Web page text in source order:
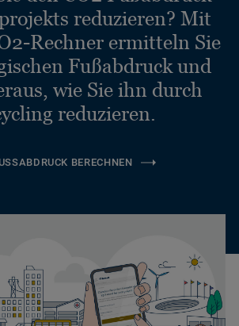
reduzieren? Mit
Rechner ermitteln Sie
Fußabdruck und
wie Sie ihn durch
reduzieren.
BERECHNEN